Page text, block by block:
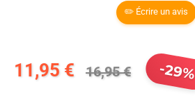
✏️ Écrire un avis
11,95 € 16,95 € -29%